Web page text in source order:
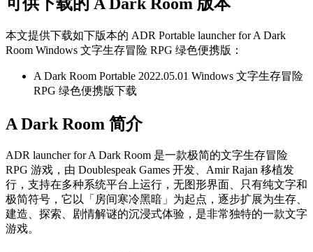
本文提供下载如下版本的 ADR Portable launcher for A Dark
Room Windows 文字生存冒险 RPG 绿色便携版：
A Dark Room Portable 2022.05.01 Windows 文字生存冒险
RPG 绿色便携版下载
A Dark Room 简介
ADR launcher for A Dark Room 是一款极简的文字生存冒险
RPG 游戏，由 Doublespeak Games 开发、Amir Rajan 移植发
行，支持在多种系统平台上运行，无图形界面、只有纯文字和
极简符号，它以「房间寒冷黑暗」为起点，逐步扩展为生存、
建造、探索、剧情解谜的沉浸式体验，是非常独特的一款文字
游戏。